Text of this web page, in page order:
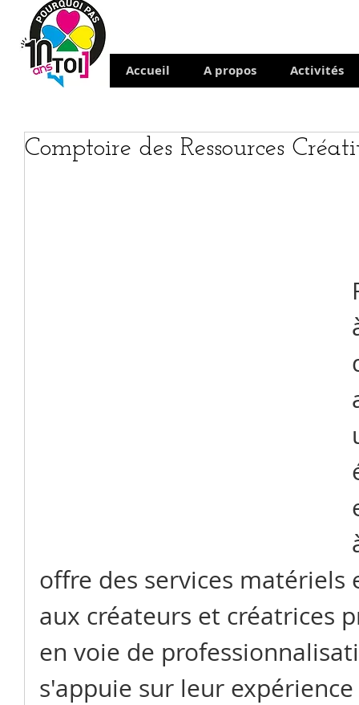
Accueil A propos Activités
Comptoire des Ressources
offre des services
aux créateurs et créatrices
en voie de
s'appuie sur leur